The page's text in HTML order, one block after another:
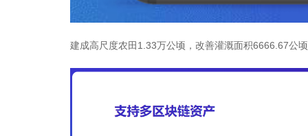
建成高尺度农田1.33万公顷，改善灌溉面积6666.67公